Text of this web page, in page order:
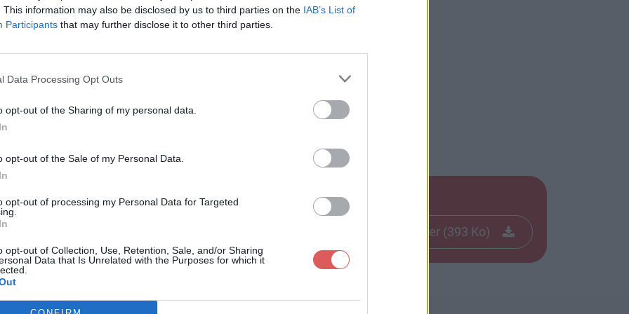
This information may also be disclosed by us to third parties on the IAB’s List of
Participants that may further disclose it to other third parties.
Data Processing Opt Outs
opt-out of the Sharing of my personal data.
opt-out of the Sale of my Personal Data.
opt-out of processing my Personal Data for Targeted
opt-out of Collection, Use, Retention, Sale, and/or Sharing
Data that Is Unrelated with the Purposes for which it
Journal du Dimanche 13 Aot 2017.pdf
du Dimanche 13 Aot 2017.pdf
Télécharger le fichier (393 Ko)